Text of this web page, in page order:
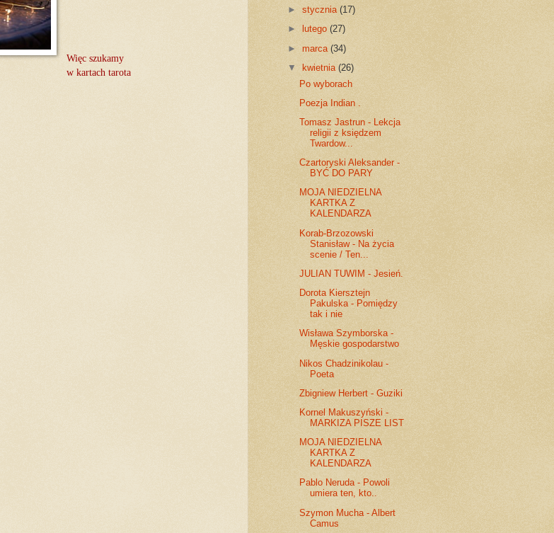
Więc szukamy
w kartach tarota
►stycznia(17)
►
lutego(27)
►marca(34)
▼
kwietnia(26)
Po wyborach
Poezja Indian .
Tomasz Jastrun - Lekcja
religii z księdzem
Twardow...
Czartoryski Aleksander -
BYĆ DO PARY
MOJA NIEDZIELNA
KARTKA Z
KALENDARZA
Korab-Brzozowski
Stanisław - Na życia
scenie / Ten...
JULIAN TUWIM - Jesień.
Dorota Kiersztejn
Pakulska - Pomiędzy
tak i nie
Wisława Szymborska -
Męskie gospodarstwo
Nikos Chadzinikolau -
Poeta
Zbigniew Herbert - Guziki
Kornel Makuszyński -
MARKIZA PISZE LIST
MOJA NIEDZIELNA
KARTKA Z
KALENDARZA
Pablo Neruda - Powoli
umiera ten, kto..
Szymon Mucha - Albert
Camus